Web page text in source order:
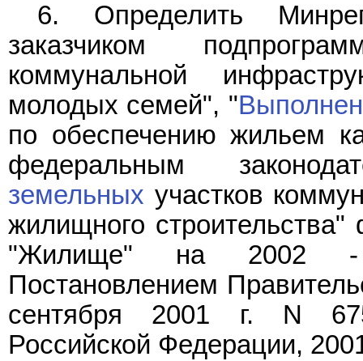
6. Определить
заказчиком
коммунальной
молодых семей", "
по обеспечению жильем
федеральным
земельных участков
жилищного
"Жилище" на 2002 -
Постановлением
сентября 2001 г. N 675
Российской Федерации,